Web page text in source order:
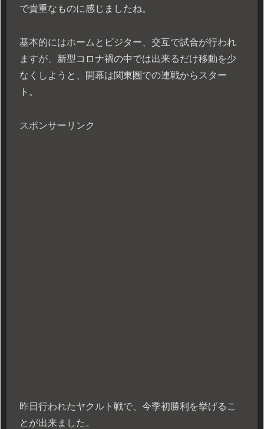
で貴重なものに感じましたね。
基本的にはホームとビジター、交互で試合が行われ
ますが、新型コロナ禍の中では出来るだけ移動を少
なくしようと、開幕は関東圏での連戦からスター
ト。
スポンサーリンク
昨日行われたヤクルト戦で、今季初勝利を挙げるこ
とが出来ました。